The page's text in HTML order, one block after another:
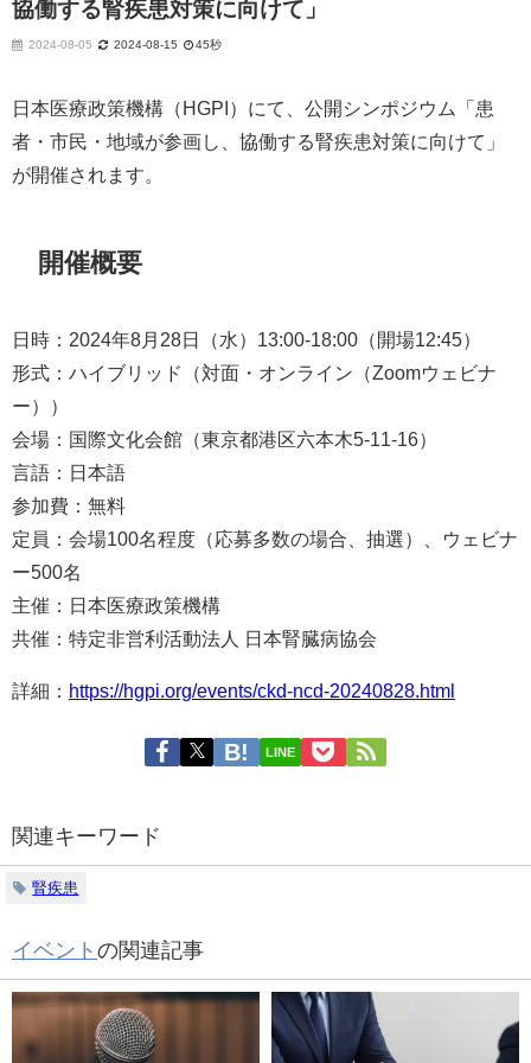
協働する腎疾患対策に向けて」
2024-08-05 2024-08-15 45秒
日本医療政策機構（HGPI）にて、公開シンポジウム「患
者・市民・地域が参画し、協働する腎疾患対策に向けて」
が開催されます。
開催概要
日時：2024年8月28日（水）13:00-18:00（開場12:45）
形式：ハイブリッド（対面・オンライン（Zoomウェビナ
ー））
会場：国際文化会館（東京都港区六本木5-11-16）
言語：日本語
参加費：無料
定員：会場100名程度（応募多数の場合、抽選）、ウェビナ
ー500名
主催：日本医療政策機構
共催：特定非営利活動法人 日本腎臓病協会
詳細： https://hgpi.org/events/ckd-ncd-20240828.html
LINE
関連キーワード
腎疾患
イベント の関連記事